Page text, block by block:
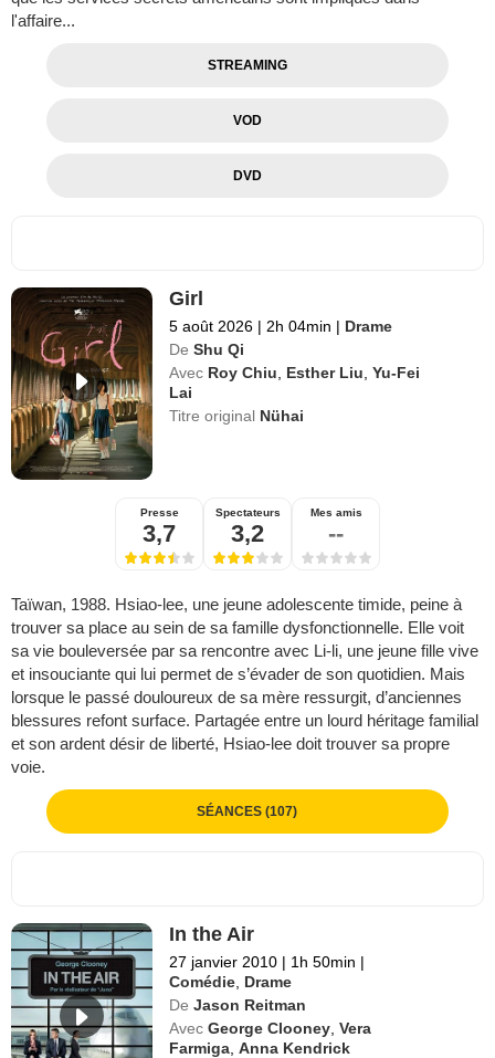
l'affaire...
STREAMING
VOD
DVD
Girl
5 août 2026 | 2h 04min | Drame
De Shu Qi
Avec Roy Chiu, Esther Liu,Yu-Fei
Lai
Titre original Nühai
Presse
3,7
Spectateurs
3,2
Mes amis
--
Taïwan, 1988. Hsiao-lee, une jeune adolescente timide, peine à
trouver sa place au sein de sa famille dysfonctionnelle. Elle voit
sa vie bouleversée par sa rencontre avec Li-li, une jeune fille vive
et insouciante qui lui permet de s’évader de son quotidien. Mais
lorsque le passé douloureux de sa mère ressurgit, d’anciennes
blessures refont surface. Partagée entre un lourd héritage familial
et son ardent désir de liberté, Hsiao-lee doit trouver sa propre
voie.
SÉANCES (107)
In the Air
27 janvier 2010 | 1h 50min |
Comédie, Drame
De Jason Reitman
Avec George Clooney,Vera
Farmiga,Anna Kendrick